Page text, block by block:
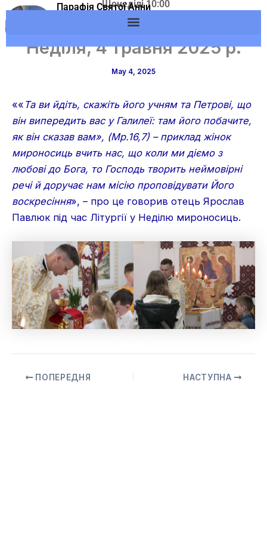
Skip
to
Парафія Святої Анни
м.Вишневе УГКЦ
Щонеділі 10:00
Адреса: м.Вишневе,
вул. Європейська, 53
Неділя, 4 травня 2025 р.
May 4, 2025
«« Та ви йдіть, скажіть його учням та Петрові, що
він випередить вас у Галилеї: там його побачите,
як він сказав вам», (Мр.16,7) – приклад жінок
мироносиць вчить нас, що коли ми діємо з
любові до Бога, то Господь творить неймовірні
речі й доручає нам місію проповідувати Його
воскресіння», – про це говорив отець Ярослав
Павлюк під час Літургії у Неділю мироносиць.
ПОПЕРЕДНЯ НАСТУПНА